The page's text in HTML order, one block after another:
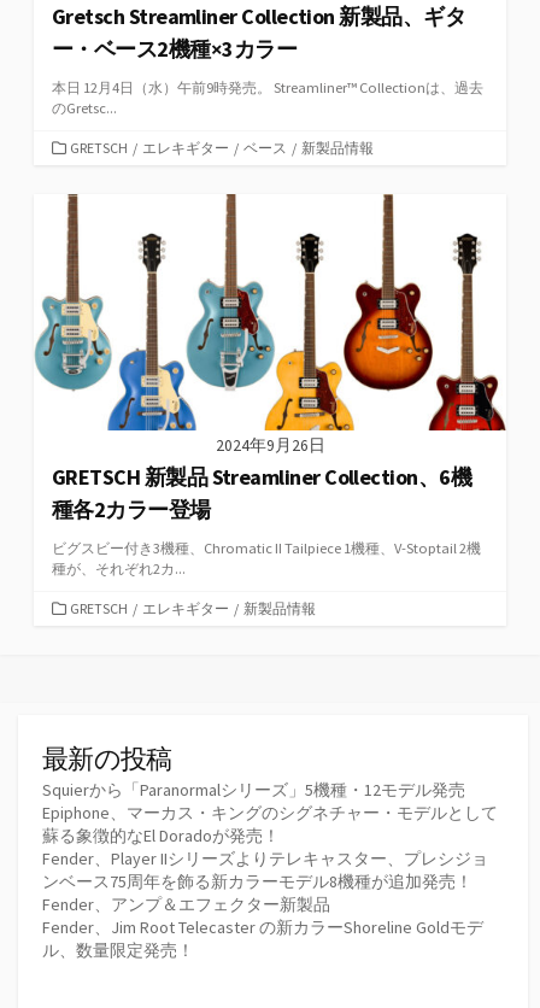
Gretsch Streamliner Collection 新製品、ギタ
ー・ベース2機種×3カラー
本日 12月4日（水）午前9時発売。 Streamliner™ Collectionは、過去
のGretsc...
カ
ゴ
リ
ー
GRETSCH / エレキギター / ベース / 新製品情報
2024年9月26日
GRETSCH 新製品 Streamliner Collection、6機
種各2カラー登場
ビグスビー付き3機種、Chromatic II Tailpiece 1機種、V-Stoptail 2機
種が、それぞれ2カ...
カGRETSCH / エレキギター / 新製品情報
最新の投稿
Squierから「Paranormalシリーズ」5機種・12モデル発売
Epiphone、マーカス・キングのシグネチャー・モデルとして
蘇る象徴的なEl Doradoが発売！
Fender、Player IIシリーズよりテレキャスター、プレシジョ
ンベース75周年を飾る新カラーモデル8機種が追加発売！
Fender、アンプ＆エフェクター新製品
Fender、Jim Root Telecaster の新カラーShoreline Goldモデ
ル、数量限定発売！